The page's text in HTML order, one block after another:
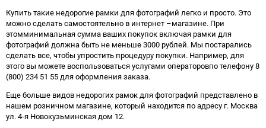
Купить такие недорогие рамки для фотографий легко и просто. Это
можно сделать самостоятельно в интернет –магазине. При
этомминимальная сумма ваших покупок включая рамки для
фотографий должна быть не меньше 3000 рублей. Мы постарались
сделать все, чтобы упростить процедуру покупки. Например, для
этого вы можете воспользоваться услугами операторовпо телефону 8
(800) 234 51 55 для оформления заказа.
Еще больше видов недорогих рамок для фотографий представлено в
нашем розничном магазине, который находится по адресу г. Москва
ул. 4-я Новокузьминская дом 12.